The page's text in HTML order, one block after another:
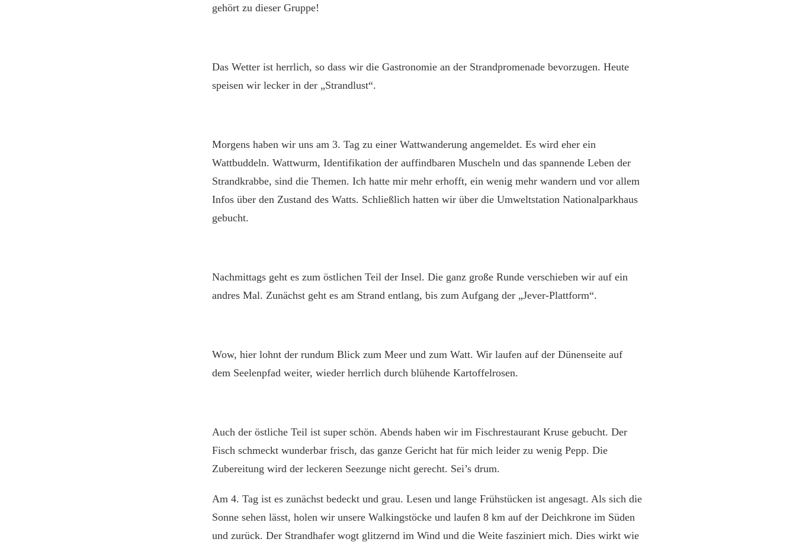
gehört zu dieser Gruppe!
Das Wetter ist herrlich, so dass wir die Gastronomie an der Strandpromenade bevorzugen. Heute
speisen wir lecker in der „Strandlust“.
Morgens haben wir uns am 3. Tag zu einer Wattwanderung angemeldet. Es wird eher ein
Wattbuddeln. Wattwurm, Identifikation der auffindbaren Muscheln und das spannende Leben der
Strandkrabbe, sind die Themen. Ich hatte mir mehr erhofft, ein wenig mehr wandern und vor allem
Infos über den Zustand des Watts. Schließlich hatten wir über die Umweltstation Nationalparkhaus
gebucht.
Nachmittags geht es zum östlichen Teil der Insel. Die ganz große Runde verschieben wir auf ein
andres Mal. Zunächst geht es am Strand entlang, bis zum Aufgang der „Jever-Plattform“.
Wow, hier lohnt der rundum Blick zum Meer und zum Watt. Wir laufen auf der Dünenseite auf
dem Seelenpfad weiter, wieder herrlich durch blühende Kartoffelrosen.
Auch der östliche Teil ist super schön. Abends haben wir im Fischrestaurant Kruse gebucht. Der
Fisch schmeckt wunderbar frisch, das ganze Gericht hat für mich leider zu wenig Pepp. Die
Zubereitung wird der leckeren Seezunge nicht gerecht. Sei’s drum.
Am 4. Tag ist es zunächst bedeckt und grau. Lesen und lange Frühstücken ist angesagt. Als sich die
Sonne sehen lässt, holen wir unsere Walkingstöcke und laufen 8 km auf der Deichkrone im Süden
und zurück. Der Strandhafer wogt glitzernd im Wind und die Weite fasziniert mich. Dies wirkt wie